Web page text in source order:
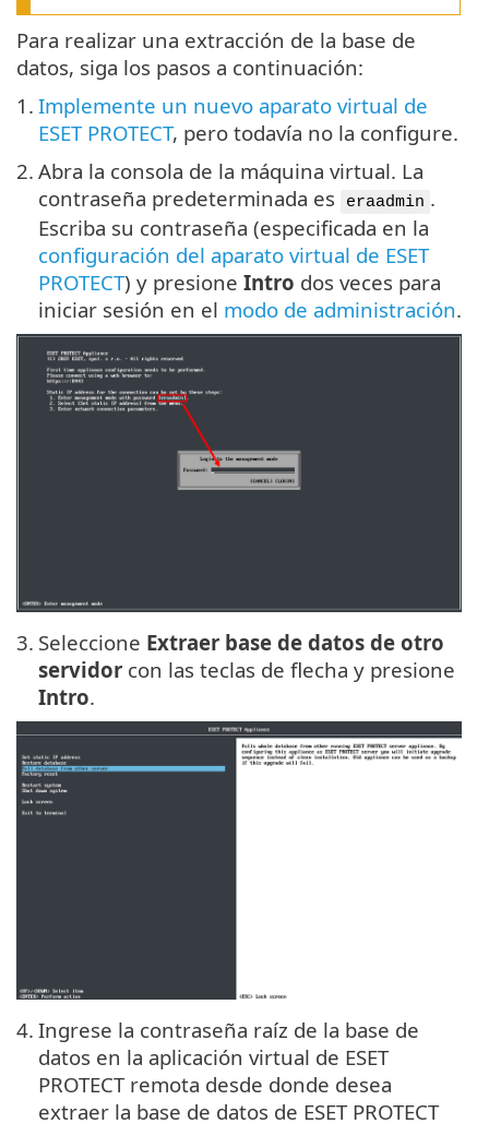
Para realizar una extracción de la base de
datos, siga los pasos a continuación:
1. Implemente un nuevo aparato virtual de
ESET PROTECT, pero todavía no la configure.
2. Abra la consola de la máquina virtual. La
contraseña predeterminada es
eraadmin .
Escriba su contraseña (especificada en la
configuración del aparato virtual de ESET
PROTECT) y presione Intro dos veces para
iniciar sesión en el modo de administración.
3. Seleccione Extraer base de datos de otro
servidor con las teclas de flecha y presione
Intro.
4. Ingrese la contraseña raíz de la base de
datos en la aplicación virtual de ESET
PROTECT remota desde donde desea
extraer la base de datos de ESET PROTECT